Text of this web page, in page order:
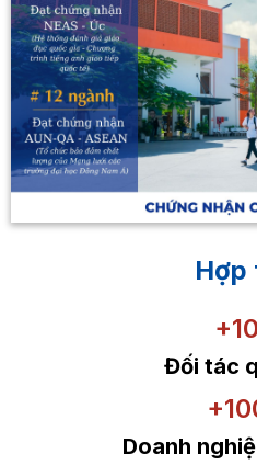
Hợp
Đối tác
Doanh